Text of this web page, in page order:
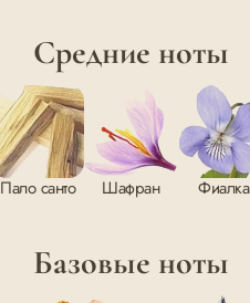
Средние ноты
Пало санто Шафран Фиалка
Базовые ноты